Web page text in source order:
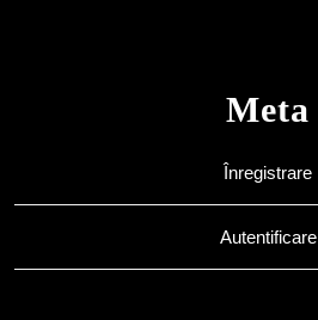
Meta
Înregistrare
Autentificare